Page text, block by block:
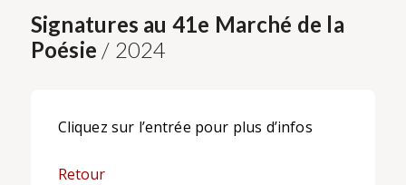
Signatures au 41e Marché de la
Poésie / 2024
Cliquez sur l’entrée pour plus d’infos
Retour